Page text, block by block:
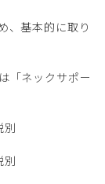
、基本的に取り
「ネックサポー
別
別